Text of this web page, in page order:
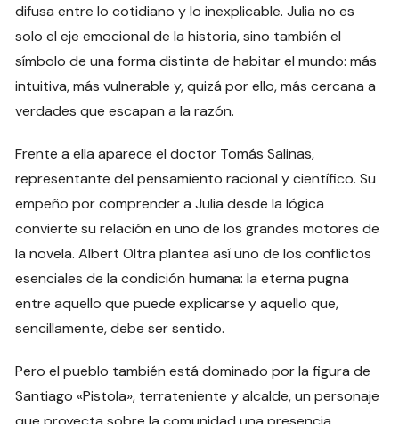
difusa entre lo cotidiano y lo inexplicable. Julia no es
solo el eje emocional de la historia, sino también el
símbolo de una forma distinta de habitar el mundo: más
intuitiva, más vulnerable y, quizá por ello, más cercana a
verdades que escapan a la razón.
Frente a ella aparece el doctor Tomás Salinas,
representante del pensamiento racional y científico. Su
empeño por comprender a Julia desde la lógica
convierte su relación en uno de los grandes motores de
la novela. Albert Oltra plantea así uno de los conflictos
esenciales de la condición humana: la eterna pugna
entre aquello que puede explicarse y aquello que,
sencillamente, debe ser sentido.
Pero el pueblo también está dominado por la figura de
Santiago «Pistola», terrateniente y alcalde, un personaje